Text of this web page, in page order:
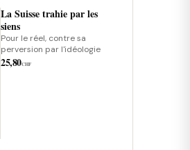
La Suisse trahie par les
siens
Pour le réel, contre sa
perversion par l'idéologie
25,80CHF